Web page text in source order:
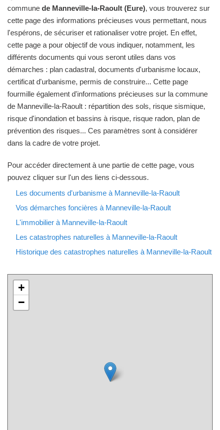
commune de Manneville-la-Raoult (Eure), vous trouverez sur
cette page des informations précieuses vous permettant, nous
l'espérons, de sécuriser et rationaliser votre projet. En effet,
cette page a pour objectif de vous indiquer, notamment, les
différents documents qui vous seront utiles dans vos
démarches : plan cadastral, documents d'urbanisme locaux,
certificat d'urbanisme, permis de construire... Cette page
fourmille également d'informations précieuses sur la commune
de Manneville-la-Raoult : répartition des sols, risque sismique,
risque d'inondation et bassins à risque, risque radon, plan de
prévention des risques... Ces paramètres sont à considérer
dans la cadre de votre projet.
Pour accéder directement à une partie de cette page, vous
pouvez cliquer sur l'un des liens ci-dessous.
Les documents d'urbanisme à Manneville-la-Raoult
Vos démarches foncières à Manneville-la-Raoult
L'immobilier à Manneville-la-Raoult
Les catastrophes naturelles à Manneville-la-Raoult
Historique des catastrophes naturelles à Manneville-la-Raoult
+
−